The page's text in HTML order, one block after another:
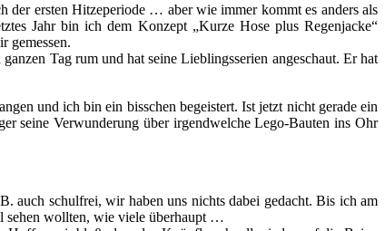
der ersten Hitzeperiode … aber wie immer kommt es anders als
Jahr bin ich dem Konzept „Kurze Hose plus Regenjacke“
gemessen.
Tag rum und hat seine Lieblingsserien angeschaut. Er hat
und ich bin ein bisschen begeistert. Ist jetzt nicht gerade ein
seine Verwunderung über irgendwelche Lego-Bauten ins Ohr
auch schulfrei, wir haben uns nichts dabei gedacht. Bis ich am
sehen wollten, wie viele überhaupt …